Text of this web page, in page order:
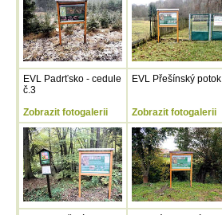
EVL Padrťsko - cedule
č.3
Zobrazit fotogalerii
EVL Přešínský potok
Zobrazit fotogalerii